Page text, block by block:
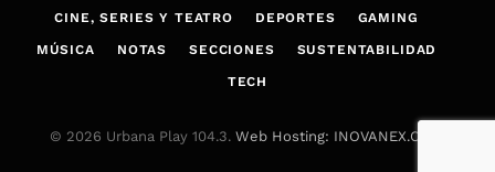
CINE, SERIES Y TEATRO DEPORTES GAMING
MÚSICA NOTAS SECCIONES SUSTENTABILIDAD
TECH
© 2026 Urbana Play 104.3. Web Hosting: INOVANEX.COM